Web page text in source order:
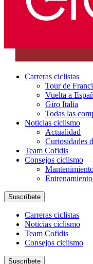
Carreras ciclistas
Tour de
Vuelta a
Giro Italia
Todas las
Noticias ciclismo
Actualidad
Curiosidades
Team Cofidis
Consejos ciclismo
Suscríbete
Carreras ciclistas
Noticias ciclismo
Team Cofidis
Consejos ciclismo
Suscríbete